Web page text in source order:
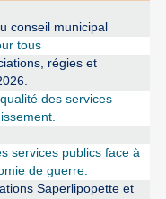
conseil municipal
tous
régies et
des services
services publics face à
de guerre.
Saperlipopette et